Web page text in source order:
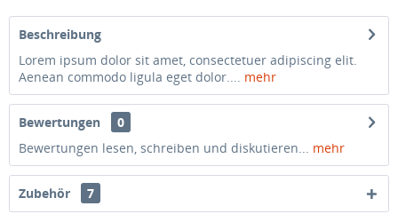
Beschreibung
Lorem ipsum dolor sit amet, consectetuer adipiscing elit.
Aenean commodo ligula eget dolor.... mehr
Bewertungen
0
Bewertungen lesen, schreiben und diskutieren... mehr
Zubehör 7